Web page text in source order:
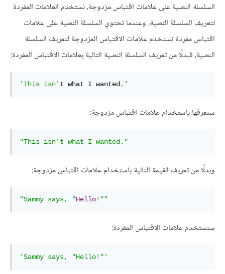
السلسلة النصية على علامات اقتباس مزدوجة، نستخدم العلامات المفردة
لتعريف السلسلة النصية، وعندما تحتوي السلسلة النصية على علامات
اقتباس مفردة نستخدم علامات الاقتباس المزدوجة لتعريف السلسلة
النصية، فبدلًا من تعريف السلسلة النصية التالية بعلامات الاقتباس المفردة:
'This isn' t what I wanted . '
سنعرفها باستخدام علامات اقتباس مزدوجة:
"This isn't what I wanted."
وبدلًا من تعريف القيمة التالية باستخدام علامات اقتباس مزدوجة:
"Sammy says, "Hello! ""
سنستخدم علامات الاقتباس المفردة:
'Sammy says, "Hello!"'